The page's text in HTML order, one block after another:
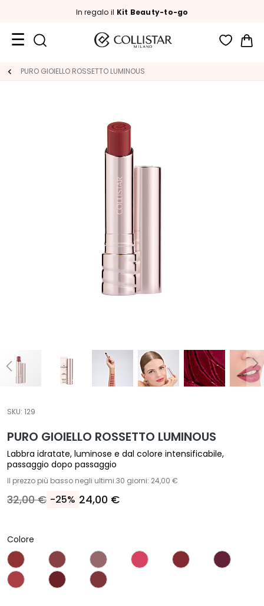
In regalo il Kit Beauty-to-go
Formati
m
e
t
s
p
e
f
i
D
e
t
PURO GIOIELLO ROSSETTO LUMINOUS
SKU: 129
PURO GIOIELLO ROSSETTO LUMINOUS
Labbra idratate, luminose e dal colore intensificabile,
passaggio dopo passaggio
Il prezzo più basso negli ultimi 30 giorni: 24,00 €
24,00 €
32,00 € -25%
Colore